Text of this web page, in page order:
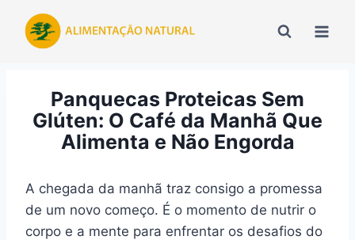
para
Panquecas Proteicas Sem
Glúten: O Café da Manhã Que
Alimenta e Não Engorda
A chegada da manhã traz consigo a promessa
de um novo começo. É o momento de nutrir o
corpo e a mente para enfrentar os desafios do